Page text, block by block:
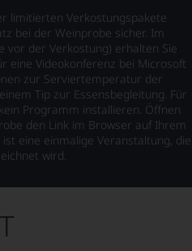
limitierten Verkostungspakete
bei der Weinprobe sicher. Im
vor der Verkostung) erhalten Sie
eine Videokonferenz bei Microsoft
zur Serviertemperatur der
Tip zur Essensbegleitung. Für
Programm installieren. Öffnen
den Link im Browser auf Ihrem
eine einmalige Veranstaltung, die
wird.